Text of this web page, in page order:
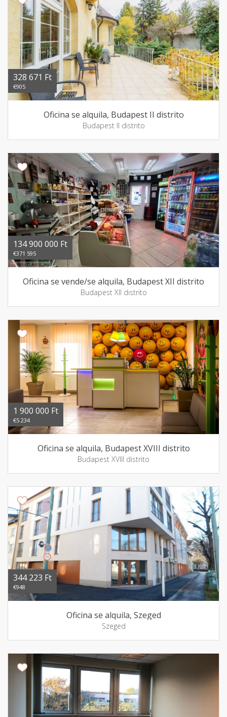
328 671 Ft
€905
Oficina se alquila, Budapest II distrito
Budapest II distrito
134 900 000 Ft
€371 595
Oficina se vende/se alquila, Budapest XII distrito
Budapest XII distrito
1 900 000 Ft
€5 234
Oficina se alquila, Budapest XVIII distrito
Budapest XVIII distrito
344 223 Ft
€948
Oficina se alquila, Szeged
Szeged